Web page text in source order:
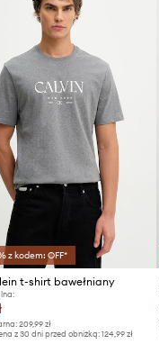
z kodem: OFF*
t-shirt bawełniany
209,99 zł
z 30 dni przed obniżką: 124,99 zł